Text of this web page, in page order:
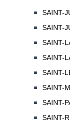
SAINT-
SAINT-
SAINT-
SAINT-
SAINT-
SAINT-
SAINT-
SAINT-